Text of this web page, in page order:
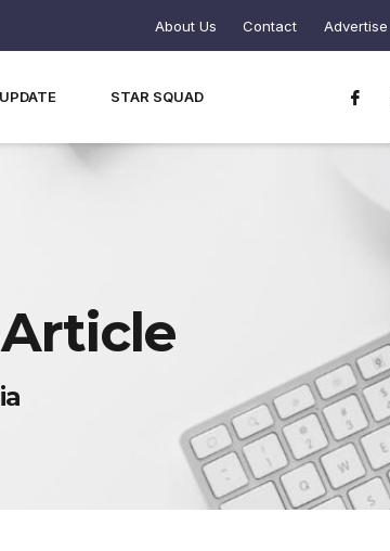
About Us Contact Advertise
STAR SQUAD